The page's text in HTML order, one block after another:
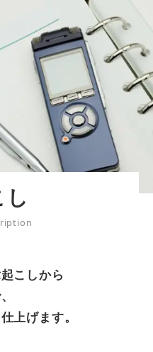
し
こしから
上げます。